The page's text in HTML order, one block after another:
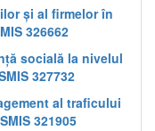
și al firmelor în
326662
socială la nivelul
327732
al traficului
321905